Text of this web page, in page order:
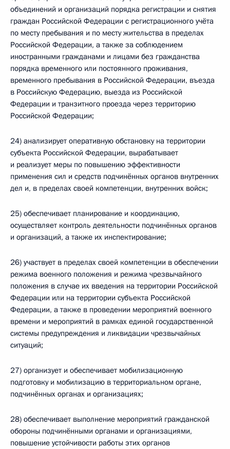
объединений и организаций порядка регистрации и снятия
граждан Российской Федерации с регистрационного учёта
по месту пребывания и по месту жительства в пределах
Российской Федерации, а также за соблюдением
иностранными гражданами и лицами без гражданства
порядка временного или постоянного проживания,
временного пребывания в Российской Федерации, въезда
в Российскую Федерацию, выезда из Российской
Федерации и транзитного проезда через территорию
Российской Федерации;
24) анализирует оперативную обстановку на территории
субъекта Российской Федерации, вырабатывает
и реализует меры по повышению эффективности
применения сил и средств подчинённых органов внутренних
дел и, в пределах своей компетенции, внутренних войск;
25) обеспечивает планирование и координацию,
осуществляет контроль деятельности подчинённых органов
и организаций, а также их инспектирование;
26) участвует в пределах своей компетенции в обеспечении
режима военного положения и режима чрезвычайного
положения в случае их введения на территории Российской
Федерации или на территории субъекта Российской
Федерации, а также в проведении мероприятий военного
времени и мероприятий в рамках единой государственной
системы предупреждения и ликвидации чрезвычайных
ситуаций;
27) организует и обеспечивает мобилизационную
подготовку и мобилизацию в территориальном органе,
подчинённых органах и организациях;
28) обеспечивает выполнение мероприятий гражданской
обороны подчинёнными органами и организациями,
повышение устойчивости работы этих органов